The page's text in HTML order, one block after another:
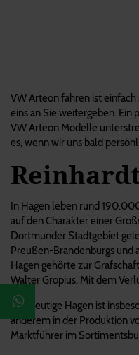
VW Arteon fahren ist
eins an Sie weitergeben.
VW Arteon Modelle
es, wenn wir uns bald
In Hagen leben rund
auf den Charakter einer
Dortmunder Stadtgebiet
Preußen-Brandenburgs und
Hagen gehörte zur
Walter Gropius. Mit dem
Das heutige Hagen ist
anderem in der Produktion
Marktführer im